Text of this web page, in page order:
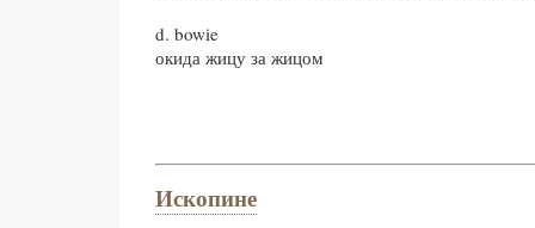
d. bowie
окида жицу за жицом
Ископине